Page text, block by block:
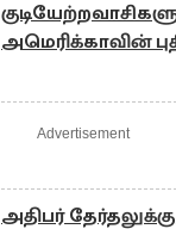
அமெரிக்காவின்
Advertisement
அதிபர்